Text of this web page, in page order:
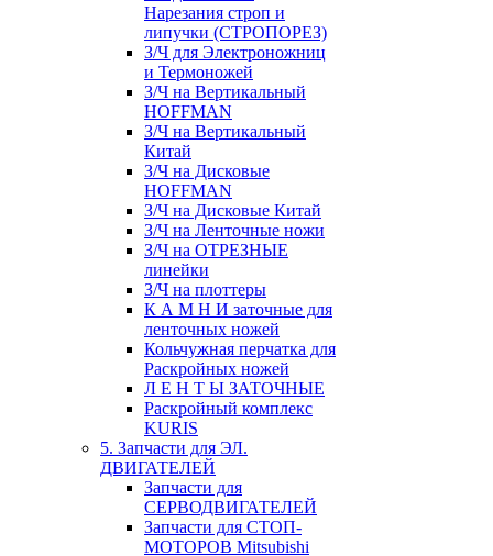
Нарезания строп и
липучки (СТРОПОРЕЗ)
З/Ч для Электроножниц
и Термоножей
З/Ч на Вертикальный
HOFFMAN
З/Ч на Вертикальный
Китай
З/Ч на Дисковые
HOFFMAN
З/Ч на Дисковые Китай
З/Ч на Ленточные ножи
З/Ч на ОТРЕЗНЫЕ
линейки
З/Ч на плоттеры
К А М Н И заточные для
ленточных ножей
Кольчужная перчатка для
Раскройных ножей
Л Е Н Т Ы ЗАТОЧНЫЕ
Раскройный комплекс
KURIS
5. Запчасти для ЭЛ.
ДВИГАТЕЛЕЙ
Запчасти для
СЕРВОДВИГАТЕЛЕЙ
Запчасти для СТОП-
МОТОРОВ Mitsubishi